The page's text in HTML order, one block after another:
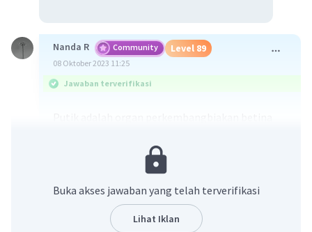
Nanda R Community Level 89
08 Oktober 2023 11:25
Jawaban terverifikasi
Beri Rating
Level 73
Buka akses jawaban yang telah terverifikasi
Lihat Iklan